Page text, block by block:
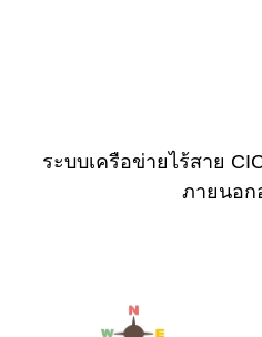
ระบบเครือข่ายไร้สาย
ภายนอก